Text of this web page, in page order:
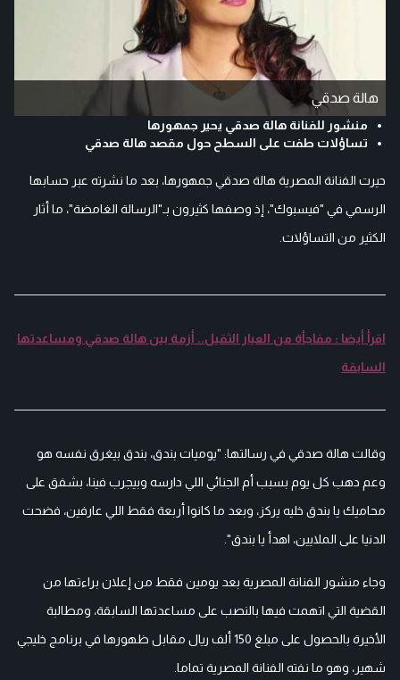
هالة صدقي
منشور للفنانة هالة صدقي يحير جمهورها
تساؤلات طفت على السطح حول مقصد هالة صدقي
حيرت الفنانة المصرية هالة صدقي جمهورها، بعد ما نشرته عبر حسابها
الرسمي في "فيسبوك"، إذ وصفها كثيرون بـ"الرسالة الغامضة"، ما أثار
الكثير من التساؤلات.
اقرأ أيضا : مفاجأة من العيار الثقيل.. أزمة بين هالة صدقي ومساعدتها
السابقة
وقالت هالة صدقي في رسالتها: "يوميات بندق، بندق بيغرق نفسه هو
وعم دهب كل يوم بسبب أم الجنائي اللي دارسه وبيجرب فينا، بشفق على
محاميك يا بندق خليه يركز، وبعد ما كانوا أربعة فقط اللي عارفين، فضحت
الدنيا على الملايين، اهدأ يا بندق".
وجاء منشور الفنانة المصرية بعد يومين فقط من إعلان براءتها من
القضية التي اتهمت فيها بالنصب على مساعدتها السابقة، ومطالبة
الأخيرة بالحصول على مبلغ 150 ألف ريال مقابل ظهورها في برنامج خليجي
شهير، وهو ما نفته الفنانة المصرية تماما.